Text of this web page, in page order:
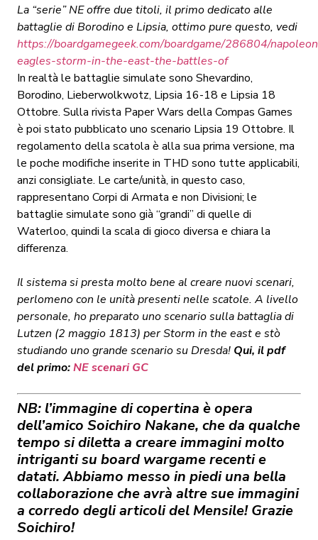
La “serie” NE offre due titoli, il primo dedicato alle
battaglie di Borodino e Lipsia, ottimo pure questo, vedi
https://boardgamegeek.com/boardgame/286804/
eagles-storm-in-the-east-the-battles-of
In realtà le battaglie simulate sono Shevardino,
Borodino, Lieberwolkwotz, Lipsia 16-18 e Lipsia 18
Ottobre. Sulla rivista Paper Wars della Compas Games
è poi stato pubblicato uno scenario Lipsia 19 Ottobre. Il
regolamento della scatola è alla sua prima versione, ma
le poche modifiche inserite in THD sono tutte applicabili,
anzi consigliate. Le carte/unità, in questo caso,
rappresentano Corpi di Armata e non Divisioni; le
battaglie simulate sono già “grandi” di quelle di
Waterloo, quindi la scala di gioco diversa e chiara la
differenza.
Il sistema si presta molto bene al creare nuovi scenari,
perlomeno con le unità presenti nelle scatole. A livello
personale, ho preparato uno scenario sulla battaglia di
Lutzen (2 maggio 1813) per Storm in the east e stò
studiando uno grande scenario su Dresda! Qui, il pdf
del primo:NE scenari GC
NB: l’immagine di copertina è opera
dell’amico Soichiro Nakane, che da qualche
tempo si diletta a creare immagini molto
intriganti su board wargame recenti e
datati. Abbiamo messo in piedi una bella
collaborazione che avrà altre sue immagini
a corredo degli articoli del Mensile! Grazie
Soichiro!